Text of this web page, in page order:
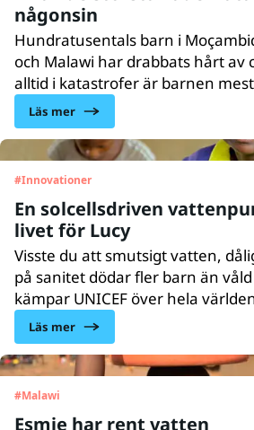
någonsin
Hundratusentals barn i
och Malawi har drabbats hårt av
alltid i katastrofer är barnen
finns på plats och kämpar för att
deras familjer.
Läs mer
#Innovationer
En solcellsdriven
livet för Lucy
Visste du att smutsigt vatten,
på sanitet dödar fler barn än
kämpar UNICEF över hela
vatten- och avloppssystem,
bygga toaletter. I Malawi har vi
solceller för att driva pumpar –
hennes by.
Läs mer
#Malawi
Esmie har rent vatten